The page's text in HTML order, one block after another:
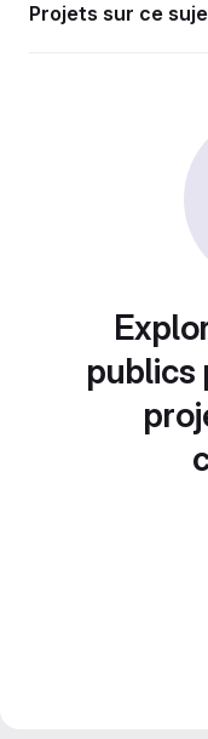
Projets sur ce
publics